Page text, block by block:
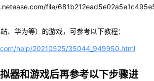
、华为等）的游戏，可参考以下教程：
help/20210525/35044_949950.html
器和游戏后再参考以下步骤进